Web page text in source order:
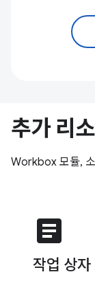
추가 리
Workbox 모듈,
article
작업 상자